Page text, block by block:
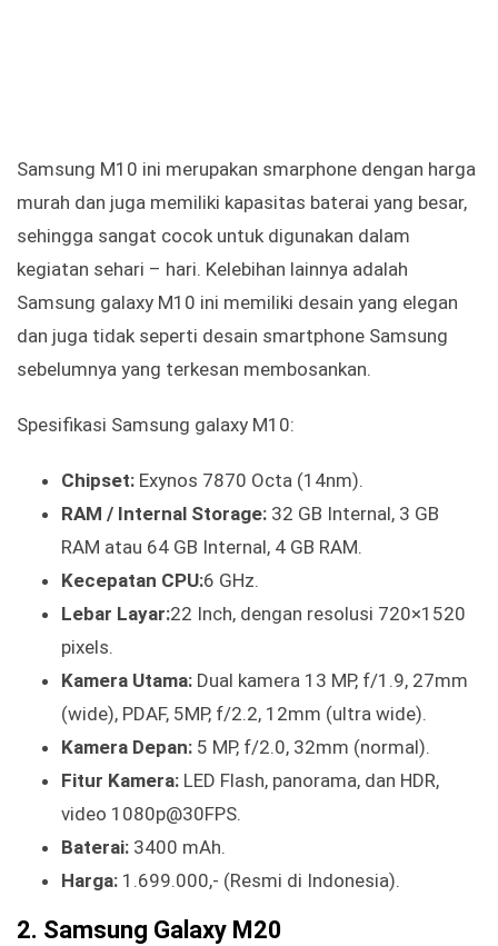
Samsung M10 ini merupakan smarphone dengan harga
murah dan juga memiliki kapasitas baterai yang besar,
sehingga sangat cocok untuk digunakan dalam
kegiatan sehari – hari. Kelebihan lainnya adalah
Samsung galaxy M10 ini memiliki desain yang elegan
dan juga tidak seperti desain smartphone Samsung
sebelumnya yang terkesan membosankan.
Spesifikasi Samsung galaxy M10:
Chipset: Exynos 7870 Octa (14nm).
RAM / Internal Storage: 32 GB Internal, 3 GB
RAM atau 64 GB Internal, 4 GB RAM.
Kecepatan CPU:6 GHz.
Lebar Layar:22 Inch, dengan resolusi 720×1520
pixels.
Kamera Utama: Dual kamera 13 MP, f/1.9, 27mm
(wide), PDAF, 5MP, f/2.2, 12mm (ultra wide).
Kamera Depan: 5 MP, f/2.0, 32mm (normal).
Fitur Kamera: LED Flash, panorama, dan HDR,
video 1080p@30FPS.
Baterai: 3400 mAh.
Harga: 1.699.000,- (Resmi di Indonesia).
2. Samsung Galaxy M20